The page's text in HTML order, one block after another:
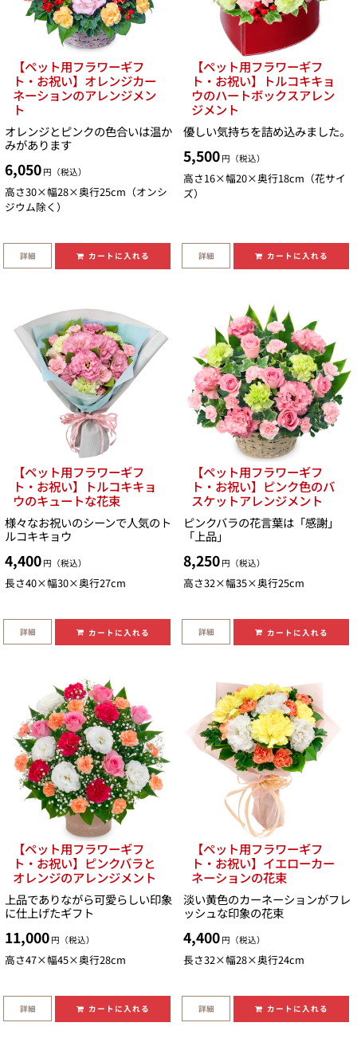
【ペット用フラワーギフ
ト・お祝い】オレンジカー
ネーションのアレンジメン
ト
オレンジとピンクの色合いは温か
みがあります
6,050 円（税込）
高さ30×幅28×奥行25cm（オンシ
ジウム除く）
詳細 カートに入れる
【ペット用フラワーギフ
ト・お祝い】トルコキキョ
ウのハートボックスアレン
ジメント
優しい気持ちを詰め込みました。
5,500 円（税込）
高さ16×幅20×奥行18cm（花サイ
ズ）
詳細 カートに入れる
【ペット用フラワーギフ
ト・お祝い】トルコキキョ
ウのキュートな花束
様々なお祝いのシーンで人気のト
ルコキキョウ
4,400 円（税込）
長さ40×幅30×奥行27cm
詳細 カートに入れる
【ペット用フラワーギフ
ト・お祝い】ピンク色のバ
スケットアレンジメント
ピンクバラの花言葉は「感謝」
「上品」
8,250 円（税込）
高さ32×幅35×奥行25cm
詳細 カートに入れる
【ペット用フラワーギフ
ト・お祝い】ピンクバラと
オレンジのアレンジメント
上品でありながら可愛らしい印象
に仕上げたギフト
11,000 円（税込）
高さ47×幅45×奥行28cm
詳細 カートに入れる
【ペット用フラワーギフ
ト・お祝い】イエローカー
ネーションの花束
淡い黄色のカーネーションがフレ
ッシュな印象の花束
4,400 円（税込）
長さ32×幅28×奥行24cm
詳細 カートに入れる